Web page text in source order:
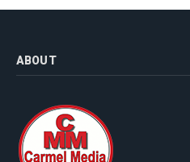
ABOUT